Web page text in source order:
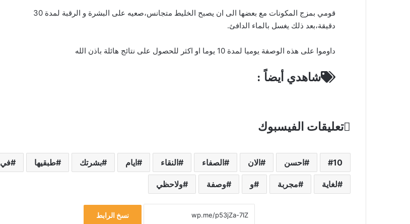
قومي بمزج المكونات مع بعضها الى ان يصبح الخليط متجانس،صعيه على البشرة و الرقبة لمدة 30
دقيقة،بعد ذلك يغسل بالماء الدافئ.
داوموا على هذه الوصفة يوميا لمدة 10 يوما او اكثر للحصول على نتائج هائلة باذن الله
شاهدي أيضاً :
تعليقات الفيسبوك
10 احسن الان الصفاء النقاء ايام بشرتك طبقيها في
لغاية مجربة و وصفة ولاحظي
نسخ الرابط